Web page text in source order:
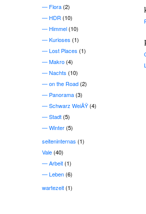
Flora(2)
HDR (10)
Himmel(10)
Kurioses (1)
Lost Places (1)
Makro(4)
Nachts (10)
on the Road(2)
Panorama(3)
Schwarz WeiÃŸ(4)
Stadt(5)
Winter(5)
seiteninternas (1)
Vale(40)
Arbeit(1)
Leben(6)
wartezeit(1)